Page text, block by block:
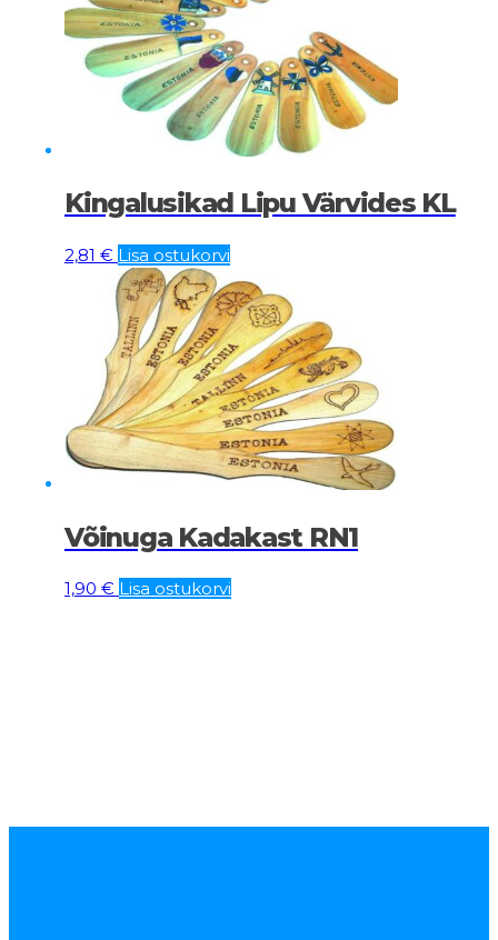
Kingalusikad Lipu Värvides KL
2,81 € Lisa ostukorvi
Võinuga Kadakast RN1
1,90 € Lisa ostukorvi